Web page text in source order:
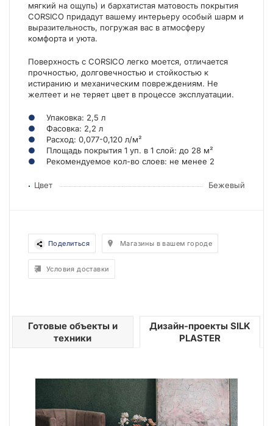
мягкий на ощупь) и бархатистая матовость покрытия
CORSICO придадут вашему интерьеру особый шарм и
выразительность, погружая вас в атмосферу
комфорта и уюта.
Поверхность с CORSICO легко моется, отличается
прочностью, долговечностью и стойкостью к
истиранию и механическим повреждениям. Не
желтеет и не теряет цвет в процессе эксплуатации.
Упаковка: 2,5 л
Фасовка: 2,2 л
Расход: 0,077-0,120 л/м²
Площадь покрытия 1 уп. в 1 слой: до 28 м²
Рекомендуемое кол-во слоев: не менее 2
Цвет Бежевый
Поделиться Магазины в вашем городе
Условия доставки
Готовые объекты и
техники
Дизайн-проекты SILK
PLASTER